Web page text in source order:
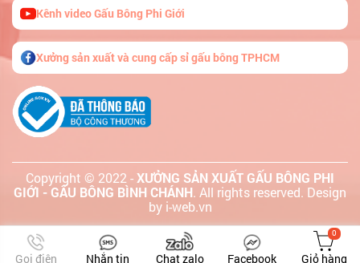
Kênh video Gấu Bông Phi Giới
Xưởng sản xuất và cung cấp sỉ gấu bông TPHCM
Copyright © 2022 -XƯỞNG SẢN XUẤT GẤU BÔNG PHI
GIỚI - GẤU BÔNG BÌNH CHÁNH. All rights reserved. Design
by i-web.vn
Gọi điện Nhắn tin Chat zalo Facebook
0
Giỏ hàng